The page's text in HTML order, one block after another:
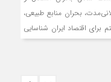
بحران منابع طبیعی،
اقتصاد ایران شناسایی